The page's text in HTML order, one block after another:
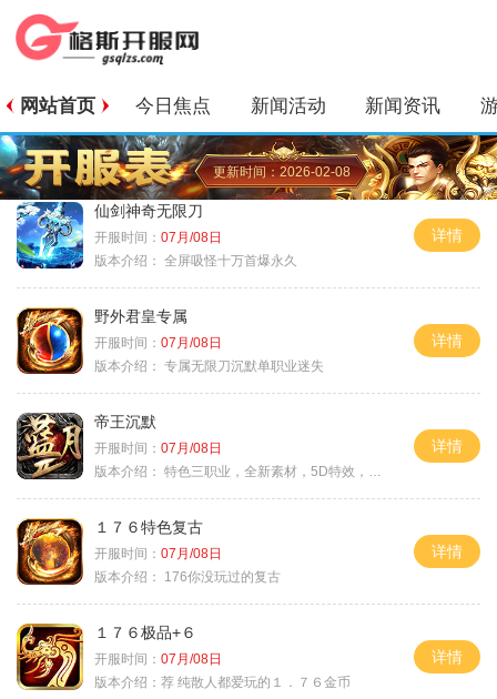
网站首页 今日焦点 新闻活动 新闻资讯
更新时间：2026-02-08
仙剑神奇无限刀
开服时间： 07月/08日
版本介绍： 全屏吸怪十万首爆永久
详情
野外君皇专属
开服时间： 07月/08日
版本介绍： 专属无限刀沉默单职业迷失
详情
帝王沉默
开服时间： 07月/08日
版本介绍： 特色三职业，全新素材，5D特效，不卡图
详情
１７６特色复古
开服时间： 07月/08日
版本介绍：
176你没玩过的复古
详情
１７６极品+６
开服时间： 07月/08日
版本介绍： 荐 纯散人都爱玩的１．７６金币
详情